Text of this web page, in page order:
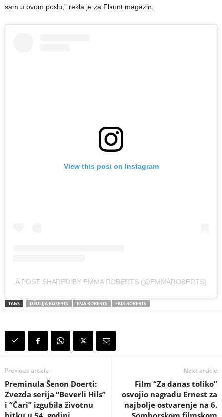
sam u ovom poslu,” rekla je za Flaunt magazin.
View this post on Instagram
A POST SHARED BY EMMA ROBERTS (@EMMAROBERTS)
TAGS DŽULIJA ROBERTS EMA ROBERTS ERIK ROBERTS
Previous article
Preminula Šenon Doerti:
Zvezda serija “Beverli Hils”
i “Čari” izgubila životnu
Next article
Film “Za danas toliko”
osvojio nagradu Ernest za
najbolje ostvarenje na 6.